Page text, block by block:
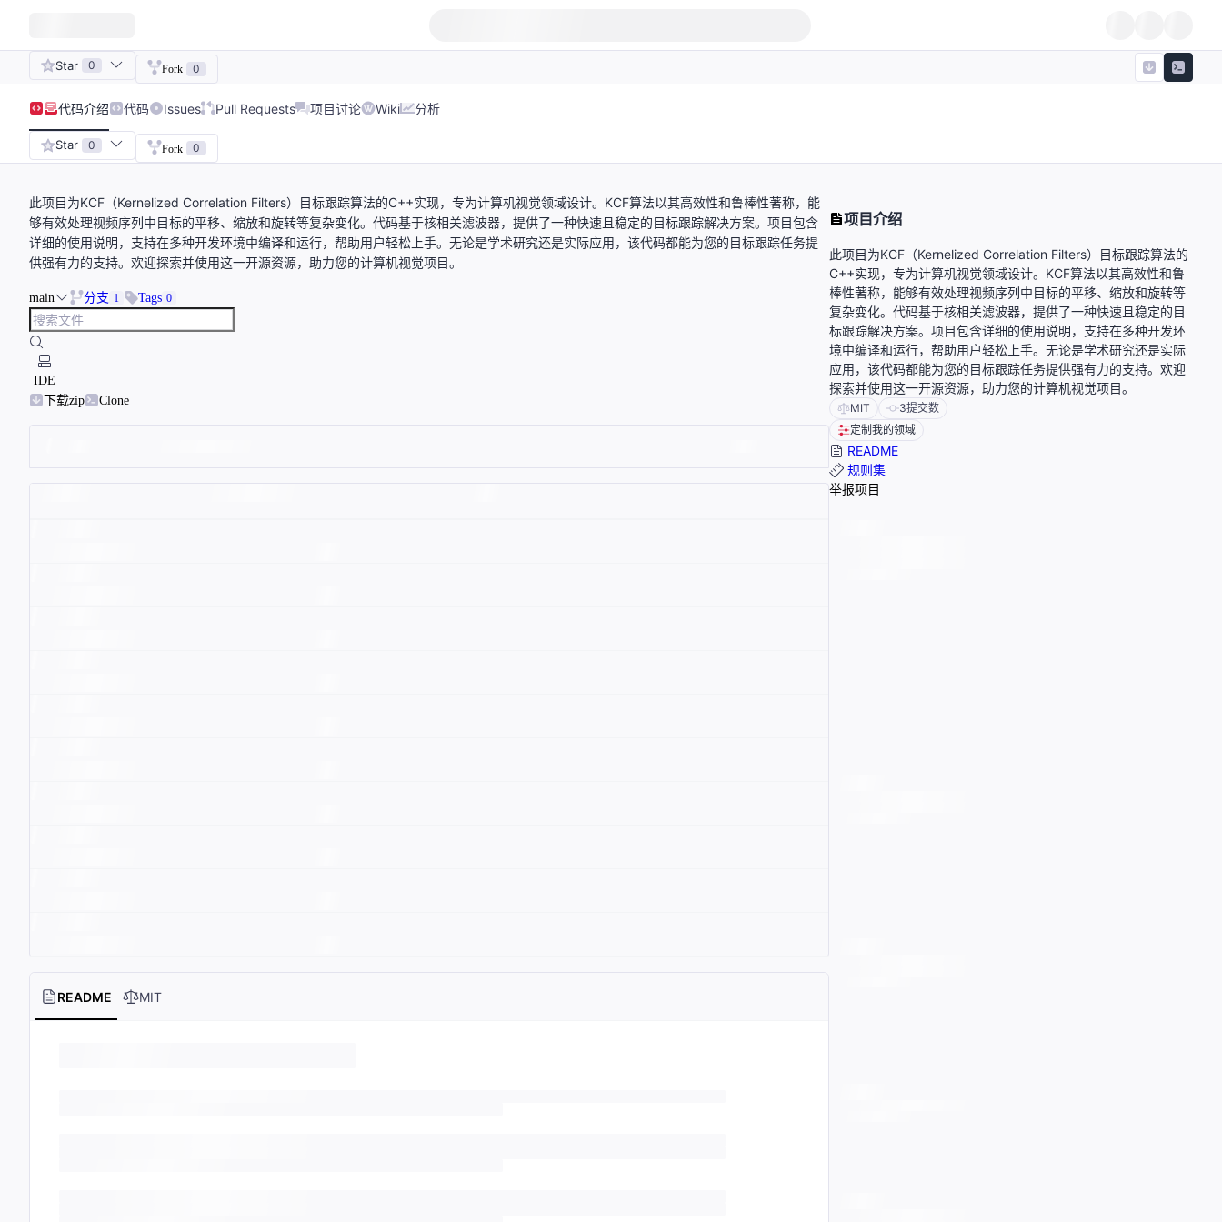
Star 0 Fork 0
代码介绍 代码 Issues Pull Requests 项目讨论 Wiki 分析
Star 0 Fork 0
此项目为KCF（Kernelized Correlation Filters）目标跟踪算法的C++实现，专为计算机视觉领域设计。KCF算法以其高效性和鲁棒性著称，能
够有效处理视频序列中目标的平移、缩放和旋转等复杂变化。代码基于核相关滤波器，提供了一种快速且稳定的目标跟踪解决方案。项目包含
详细的使用说明，支持在多种开发环境中编译和运行，帮助用户轻松上手。无论是学术研究还是实际应用，该代码都能为您的目标跟踪任务提
供强有力的支持。欢迎探索并使用这一开源资源，助力您的计算机视觉项目。
main 分支 1 Tags 0
IDE
下载zip
Clone
README MIT
项目介绍
此项目为KCF（Kernelized Correlation Filters）目标跟踪算法的
C++实现，专为计算机视觉领域设计。KCF算法以其高效性和鲁
棒性著称，能够有效处理视频序列中目标的平移、缩放和旋转等
复杂变化。代码基于核相关滤波器，提供了一种快速且稳定的目
标跟踪解决方案。项目包含详细的使用说明，支持在多种开发环
境中编译和运行，帮助用户轻松上手。无论是学术研究还是实际
应用，该代码都能为您的目标跟踪任务提供强有力的支持。欢迎
探索并使用这一开源资源，助力您的计算机视觉项目。
MIT 3提交数
定制我的领域
README
规则集
举报项目